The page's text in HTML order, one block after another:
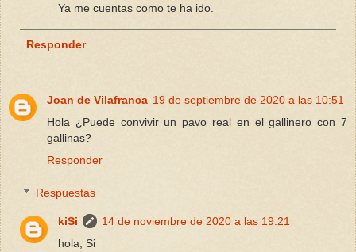
Ya me cuentas como te ha ido.
Responder
Joan de Vilafranca 19 de septiembre de 2020 a las 10:51
Hola ¿Puede convivir un pavo real en el gallinero con 7
gallinas?
Responder
Respuestas
kiSi
14 de noviembre de 2020 a las 19:21
hola, Si